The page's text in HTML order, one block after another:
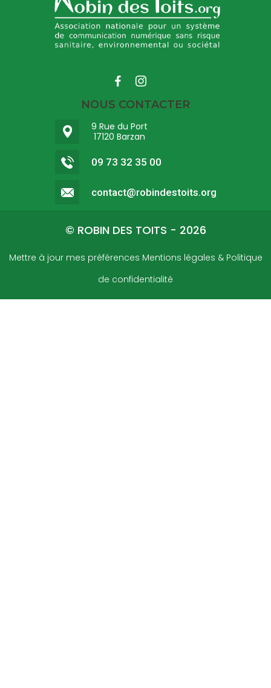
NOUS CONTACTER
9 Rue du Port
17120 Barzan
09 73 32 35 00
contact@robindestoits.org
© ROBIN DES TOITS - 2026
Mettre à jour mes préférences Mentions légales & Politique
de confidentialité